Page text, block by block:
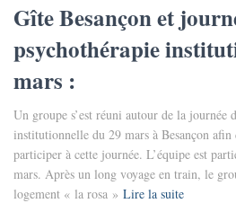
Gîte Besançon et
psychothérapie
mars :
Un groupe s’est réuni autour de la journée
institutionnelle du 29 mars à Besançon
participer à cette journée. L’équipe est
mars. Après un long voyage en train, le
logement « la rosa » Lire la suite